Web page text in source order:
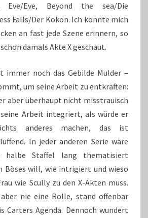
Eve/Eve, Beyond the sea/Die
Falls/Der Kokon. Ich konnte mich
an fast jede Szene erinnern, so
damals Akte X geschaut.
immer noch das Gebilde Mulder –
um seine Arbeit zu entkräften:
aber überhaupt nicht misstrauisch
Arbeit integriert, als würde er
anderes machen, das ist
In jeder anderen Serie wäre
halbe Staffel lang thematisiert
Böses will, wie intrigiert und wieso
wie Scully zu den X-Akten muss.
nie eine Rolle, stand offenbar
Carters Agenda. Dennoch wundert